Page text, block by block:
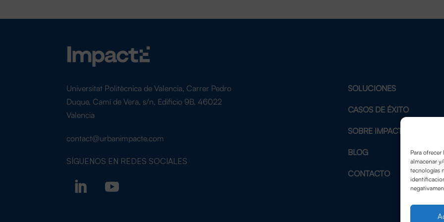
Para
almacenar
tecnologías
Universitat Politècnica de Valencia, Carrer Pedro
Duque, Camí de Vera, s/n, Edificio 9B, 46022
Valencia
contact@urbanimpacte.com
SÍGUENOS EN REDES SOCIALES
SOLUCIONES
CASOS DE ÉXITO
SOBRE IMPACTE
BLOG
CONTACTO